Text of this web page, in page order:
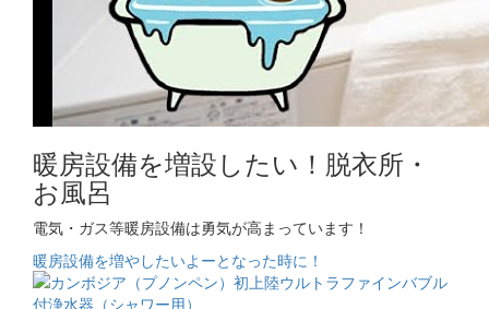
暖房設備を増設したい！脱衣所・
お風呂
電気・ガス等暖房設備は勇気が高まっています！
暖房設備を増やしたいよーとなった時に！